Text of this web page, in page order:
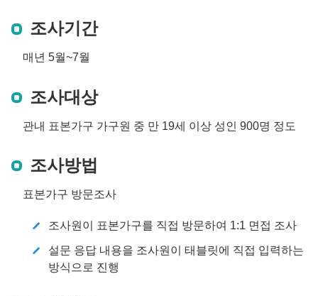
조사기간
매년 5월~7월
조사대상
관내 표본가구 가구원 중 만 19세 이상 성인 900명 정도
조사방법
표본가구 방문조사
조사원이 표본가구를 직접 방문하여 1:1 면접 조사
설문 응답 내용을 조사원이 태블릿에 직접 입력하는
방식으로 진행